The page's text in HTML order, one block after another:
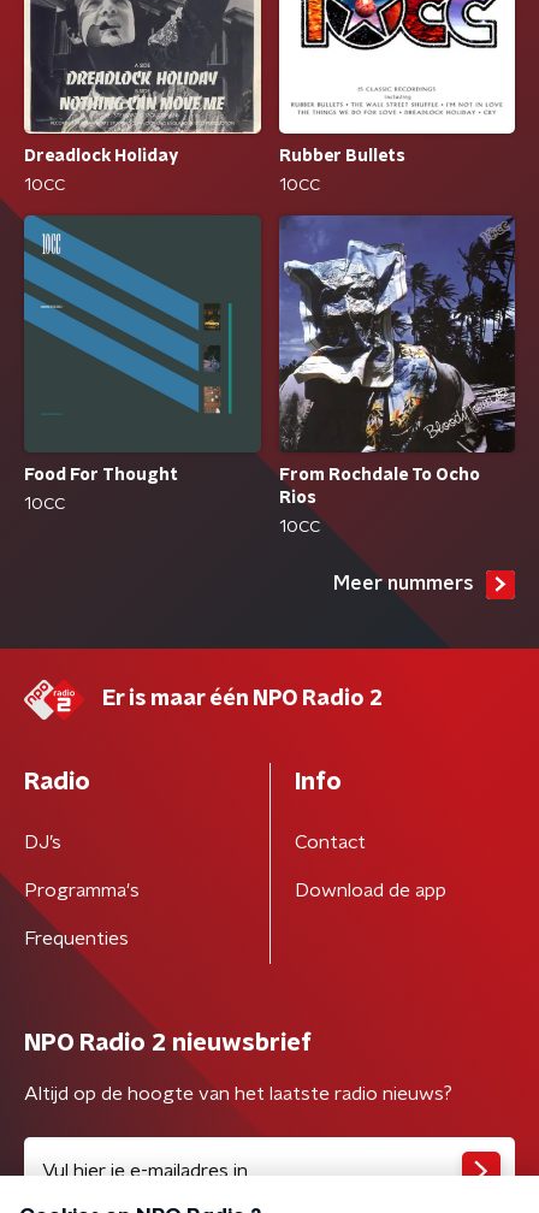
Dreadlock Holiday
10CC
Rubber Bullets
10CC
Food For Thought
10CC
From Rochdale To Ocho
Rios
10CC
Meer nummers
Er is maar één NPO Radio 2
Radio
DJ’s
Programma's
Frequenties
Info
Contact
Download de app
NPO Radio 2 nieuwsbrief
Altijd op de hoogte van het laatste radio nieuws?